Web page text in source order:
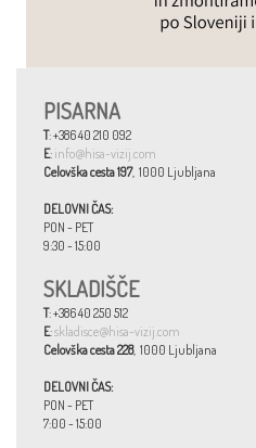
PISARNA
T: +386 40 210 092
E: info@hisa-vizij.com
Celovška cesta 197, 1000 Ljubljana
DELOVNI ČAS:
PON - PET
9:30 - 15:00
SKLADIŠČE
T: +386 40 250 512
E:skladisce@hisa-vizij.com
Celovška cesta 228, 1000 Ljubljana
DELOVNI ČAS:
PON - PET
7:00 - 15:00